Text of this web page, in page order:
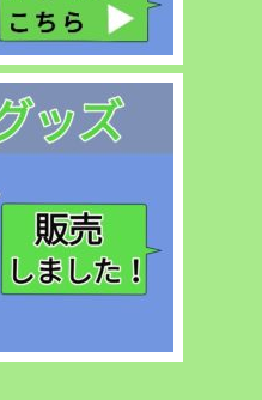
の
日
の
イ
リ
ー】”
の